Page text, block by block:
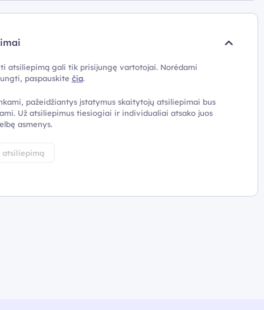
atsiliepimą gali tik prisijungę vartotojai. Norėdami
paspauskite čia.
pažeidžiantys įstatymus skaitytojų atsiliepimai bus
Už atsiliepimus tiesiogiai ir individualiai atsako juos
asmenys.
atsiliepimą